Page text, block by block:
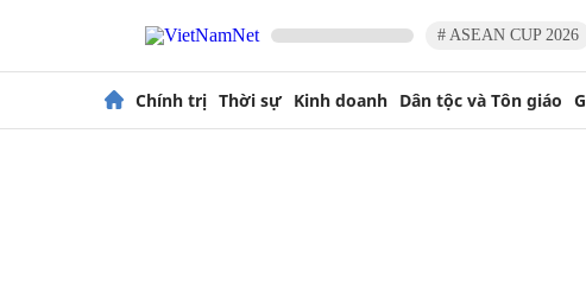
# ASEAN CUP 2026
Chính trị Thời sự Kinh doanh Dân tộc và Tôn giáo